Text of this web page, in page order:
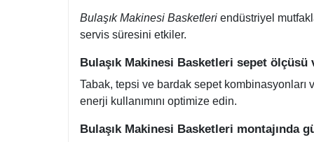
Bulaşık Makinesi Basketleri endüstriyel
servis süresini etkiler.
Bulaşık Makinesi Basketleri sepet ölçüsü
Tabak, tepsi ve bardak sepet
enerji kullanımını optimize edin.
Bulaşık Makinesi Basketleri montajında